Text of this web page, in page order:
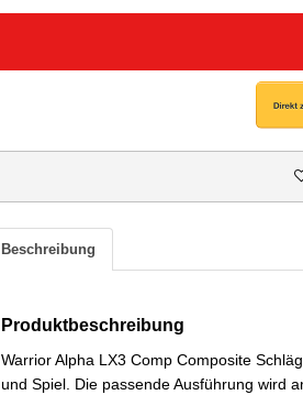
Beschreibung
Produktbeschreibung
Warrior Alpha LX3 Comp Composite
und Spiel. Die passende Ausführung wird